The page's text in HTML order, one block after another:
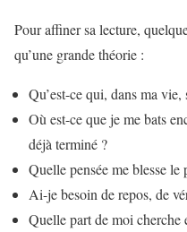
Pour affiner sa lecture,
qu’une grande théorie :
Qu’est-ce qui, dans ma
Où est-ce que je me bats
déjà terminé ?
Quelle pensée me blesse
Ai-je besoin de repos, de
Quelle part de moi cherche